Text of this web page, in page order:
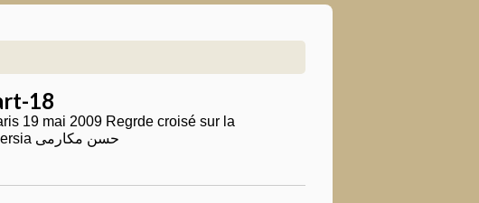
18
19 mai 2009 Regrde croisé sur la
calligraphie hassan makaremi fun zeng iran chine calligraphy china persia حسن مکارمی